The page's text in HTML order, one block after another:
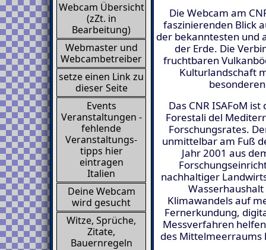
Webcam Übersicht
(zZt. in
Bearbeitung)
Webmaster und
Webcambetreiber
setze einen Link zu
dieser Seite
Events
Veranstaltungen -
fehlende
Veranstaltungs-
tipps hier
eintragen
Italien
Deine Webcam
wird gesucht
Witze, Sprüche,
Zitate,
Bauernregeln
Die Webcam am
faszinierenden Blick
der bekanntesten und
der Erde. Die
fruchtbaren
Kulturlandschaft
Das CNR ISAFoM
Forestali del
Forschungsrates.
unmittelbar am Fuß
Jahr 2001 aus
nachhaltiger
Klimawandels auf
Fernerkundung,
Messverfahren
des Mittelmeerraums